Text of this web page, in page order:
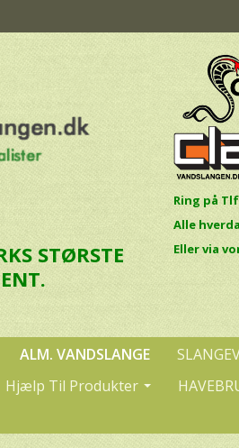
STØRSTE
Ring på
Alle
Eller via
ALM. VANDSLANGE
Hjælp Til Produkter